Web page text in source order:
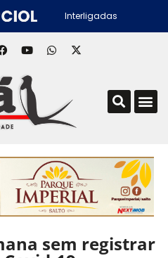
Interligadas
sem registrar